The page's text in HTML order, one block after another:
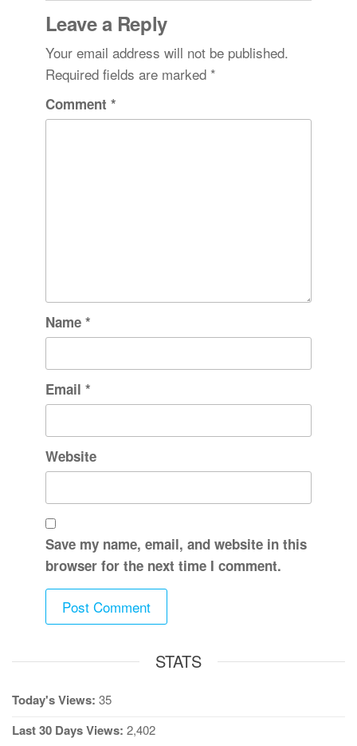
Leave a Reply
Your email address will not be published.
Required fields are marked *
Comment *
Name *
Email *
Website
Save my name, email, and website in this
browser for the next time I comment.
STATS
Today's Views: 35
Last 30 Days Views: 2,402